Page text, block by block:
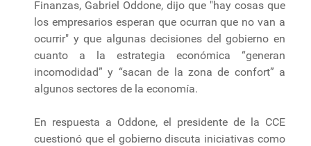
Finanzas, Gabriel Oddone, dijo que "hay cosas que
los empresarios esperan que ocurran que no van a
ocurrir" y que algunas decisiones del gobierno en
cuanto a la estrategia económica “generan
incomodidad” y “sacan de la zona de confort” a
algunos sectores de la economía.
En respuesta a Oddone, el presidente de la CCE
cuestionó que el gobierno discuta iniciativas como